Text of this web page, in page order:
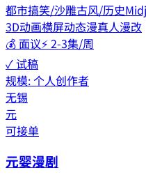
都市搞笑/沙雕古风/历史
3D动画横屏动态漫真人漫改
💰 面议⚡2-3集/周
✓ 试稿
规模:个人创作者
无锡
元
可接单
元婴漫剧